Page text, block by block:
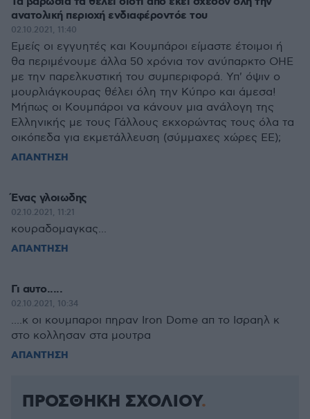
ανατολική περιοχή ενδιαφέροντόε του
02.10.2021, 11:40
Εμείς οι εγγυητές και Κουμπάροι είμαστε έτοιμοι ή
θα περιμένουμε άλλα 50 χρόνια τον ανύπαρκτο ΟΗΕ
με την παρελκυστική του συμπεριφορά. Υπ' όψιν ο
μουρλιάγκουρας θέλει όλη την Κύπρο και άμεσα!
Μήπως οι Κουμπάροι να κάνουν μια ανάλογη της
Ελληνικής με τους Γάλλους εκχορώντας τους όλα τα
οικόπεδα για εκμετάλλευση (σύμμαχες χώρες ΕΕ);
ΑΠΑΝΤΗΣΗ
Ένας γλοιωδης
02.10.2021, 11:21
κουραδομαγκας...
ΑΠΑΝΤΗΣΗ
Γι αυτο.....
02.10.2021, 10:34
....κ οι κουμπαροι πηραν Iron Dome απ το Ισραηλ κ
στο κολλησαν στα μουτρα
ΑΠΑΝΤΗΣΗ
ΠΡΟΣΘΗΚΗ ΣΧΟΛΙΟΥ